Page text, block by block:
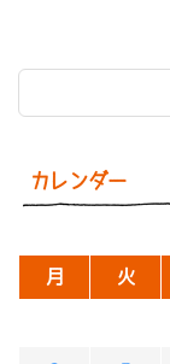
カレンダー
月 火